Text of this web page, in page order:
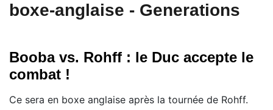
boxe-anglaise - Generations
Booba vs. Rohff : le Duc accepte le
combat !
Ce sera en boxe anglaise après la tournée de Rohff.